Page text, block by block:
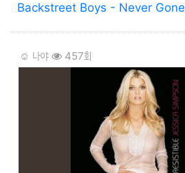
Backstreet Boys - Never Gone
☺️ 나야 457회